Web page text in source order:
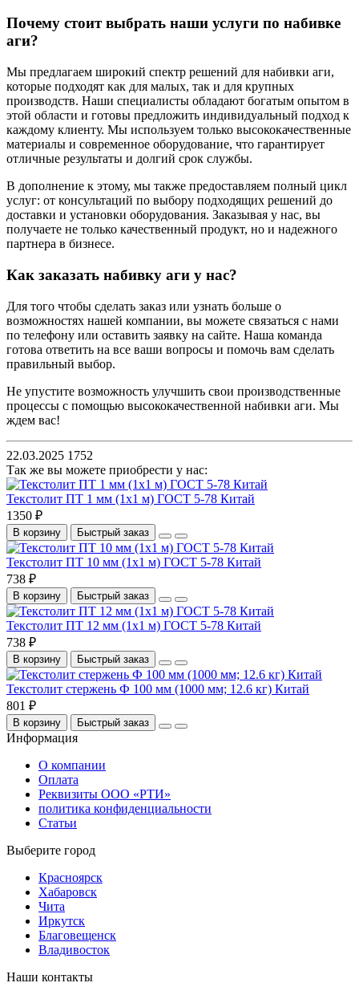
Почему стоит выбрать наши услуги по набивке
аги?
Мы предлагаем широкий спектр решений для набивки аги,
которые подходят как для малых, так и для крупных
производств. Наши специалисты обладают богатым опытом в
этой области и готовы предложить индивидуальный подход к
каждому клиенту. Мы используем только высококачественные
материалы и современное оборудование, что гарантирует
отличные результаты и долгий срок службы.
В дополнение к этому, мы также предоставляем полный цикл
услуг: от консультаций по выбору подходящих решений до
доставки и установки оборудования. Заказывая у нас, вы
получаете не только качественный продукт, но и надежного
партнера в бизнесе.
Как заказать набивку аги у нас?
Для того чтобы сделать заказ или узнать больше о
возможностях нашей компании, вы можете связаться с нами
по телефону или оставить заявку на сайте. Наша команда
готова ответить на все ваши вопросы и помочь вам сделать
правильный выбор.
Не упустите возможность улучшить свои производственные
процессы с помощью высококачественной набивки аги. Мы
ждем вас!
22.03.2025 1752
Так же вы можете приобрести у нас:
Текстолит ПТ 1 мм (1х1 м) ГОСТ 5-78 Китай
1350 ₽
В корзину Быстрый заказ
Текстолит ПТ 10 мм (1х1 м) ГОСТ 5-78 Китай
738 ₽
В корзину Быстрый заказ
Текстолит ПТ 12 мм (1х1 м) ГОСТ 5-78 Китай
738 ₽
В корзину Быстрый заказ
Текстолит стержень Ф 100 мм (1000 мм; 12.6 кг) Китай
801 ₽
В корзину Быстрый заказ
Информация
О компании
Оплата
Реквизиты ООО «РТИ»
политика конфиденциальности
Статьи
Выберите город
Красноярск
Хабаровск
Чита
Иркутск
Благовещенск
Владивосток
Наши контакты